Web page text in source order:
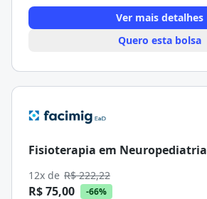
Ver mais detalhes
Quero esta bolsa
Fisioterapia em Neuropediatria
12x de R$ 222,22
R$ 75,00 -66%